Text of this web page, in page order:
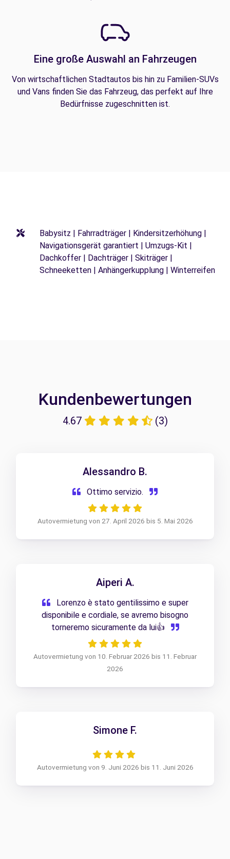
Eine große Auswahl an Fahrzeugen
Von wirtschaftlichen Stadtautos bis hin zu Familien-SUVs
und Vans finden Sie das Fahrzeug, das perfekt auf Ihre
Bedürfnisse zugeschnitten ist.
Babysitz | Fahrradträger | Kindersitzerhöhung |
Navigationsgerät garantiert | Umzugs-Kit |
Dachkoffer | Dachträger | Skiträger |
Schneeketten | Anhängerkupplung | Winterreifen
Kundenbewertungen
4.67 (3)
Alessandro B.
Ottimo servizio.
Autovermietung von 27. April 2026 bis 5. Mai 2026
Aiperi A.
Lorenzo è stato gentilissimo e super
disponibile e cordiale, se avremo bisogno
torneremo sicuramente da lui👍
Autovermietung von 10. Februar 2026 bis 11. Februar
2026
Simone F.
Autovermietung von 9. Juni 2026 bis 11. Juni 2026